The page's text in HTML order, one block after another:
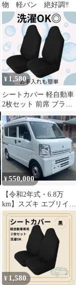
物 軽バン 絶好調‼️
¥ 1,580
シートカバー 軽自動車
2枚セット 前席 ブラッ
ク 軽バン 運転席 助手
席 黒
¥550,000
【令和2年式・6.8万
km】スズキ エブリイ
★AT★ハイルーフ★人
気の白★格安！
¥ 1,580